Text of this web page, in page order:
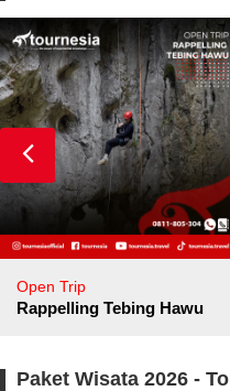
Open Trip
Rappelling Tebing Hawu
Paket Wisata 2026 -